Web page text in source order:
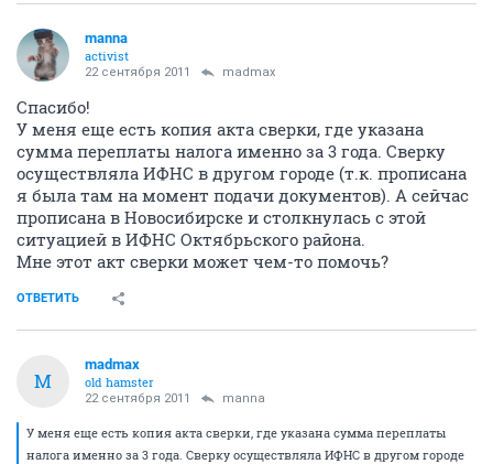
manna
activist
22 сентября 2011 madmax
Спасибо!
У меня еще есть копия акта сверки, где указана
сумма переплаты налога именно за 3 года. Сверку
осуществляла ИФНС в другом городе (т.к. прописана
я была там на момент подачи документов). А сейчас
прописана в Новосибирске и столкнулась с этой
ситуацией в ИФНС Октябрьского района.
Мне этот акт сверки может чем-то помочь?
ОТВЕТИТЬ
M
madmax
old hamster
22 сентября 2011 manna
У меня еще есть копия акта сверки, где указана сумма переплаты
налога именно за 3 года. Сверку осуществляла ИФНС в другом городе